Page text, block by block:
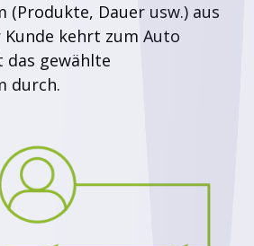
(Produkte, Dauer usw.) aus
kehrt zum Auto
gewählte
durch.